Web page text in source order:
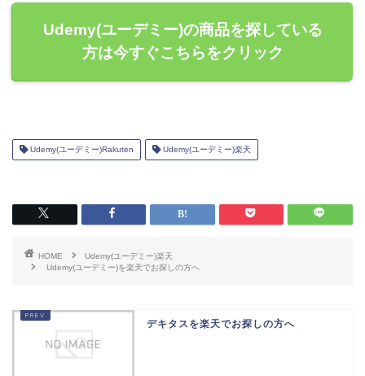
Udemy(ユーデミー)の商品を探している
方は今すぐこちらをクリック
Udemy(ユーデミー)Rakuten Udemy(ユーデミー)楽天
HOME
Udemy(ユーデミー)楽天
Udemy(ユーデミー)を楽天でお探しの方へ
デキタスを楽天でお探しの方へ